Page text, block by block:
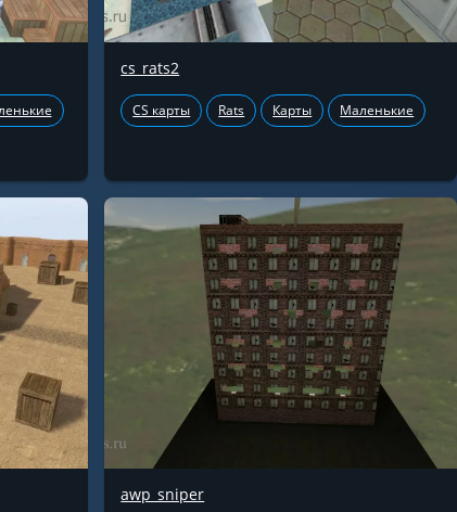
cs_rats2
CS карты Rats Карты Маленькие
awp_sniper